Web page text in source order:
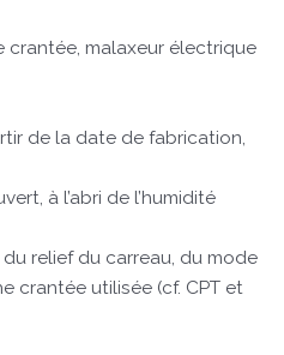
crantée, malaxeur électrique
de la date de fabrication,
à l’abri de l’humidité
relief du carreau, du mode
crantée utilisée (cf. CPT et